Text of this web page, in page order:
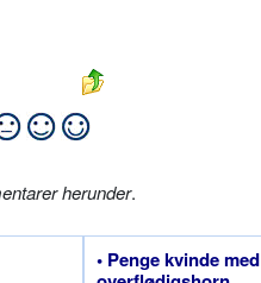
herunder.
• Penge kvinde med